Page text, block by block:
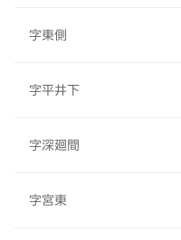
字東側
字平井下
字深廻間
字宮東